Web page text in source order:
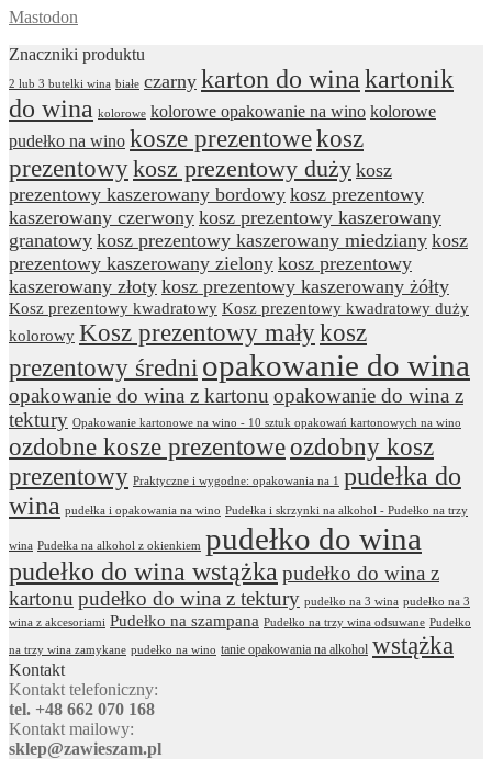
Mastodon
Znaczniki produktu
2 lub 3 butelki wina białe czarny karton do wina kartonik
do wina kolorowe kolorowe opakowanie na wino kolorowe
pudełko na wino kosze prezentowekosz
prezentowykosz prezentowy duży kosz
prezentowy kaszerowany bordowy kosz prezentowy
kaszerowany czerwony kosz prezentowy kaszerowany
granatowy kosz prezentowy kaszerowany miedziany kosz
prezentowy kaszerowany zielony kosz prezentowy
kaszerowany złoty kosz prezentowy kaszerowany żółty
Kosz prezentowy kwadratowy Kosz prezentowy kwadratowy duży
kolorowy Kosz prezentowy małykosz
prezentowy średni opakowanie do wina
opakowanie do wina z kartonu opakowanie do wina z
tektury Opakowanie kartonowe na wino - 10 sztuk opakowań kartonowych na wino
ozdobne kosze prezentoweozdobny kosz
prezentowy Praktyczne i wygodne: opakowania na 1
pudełka do
wina pudełka i opakowania na wino Pudełka i skrzynki na alkohol - Pudełko na trzy
wina Pudełka na alkohol z okienkiem pudełko do wina
pudełko do wina wstążka pudełko do wina z
kartonu pudełko do wina z tektury pudełko na 3 wina pudełko na 3
wina z akcesoriami Pudełko na szampana Pudełko na trzy wina odsuwane Pudełko
na trzy wina zamykane pudełko na wino tanie opakowania na alkohol wstążka
Kontakt
Kontakt telefoniczny:
tel. +48 662 070 168
Kontakt mailowy:
sklep@zawieszam.pl